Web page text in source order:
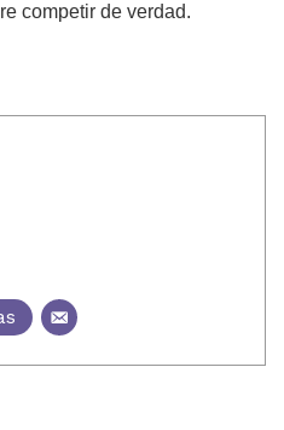
competir de verdad.